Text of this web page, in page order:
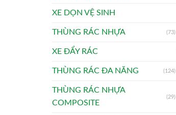
XE DỌN VỆ SINH
THÙNG RÁC NHỰA (73)
XE ĐẨY RÁC
THÙNG RÁC ĐA NĂNG (124)
THÙNG RÁC NHỰA
COMPOSITE
(29)